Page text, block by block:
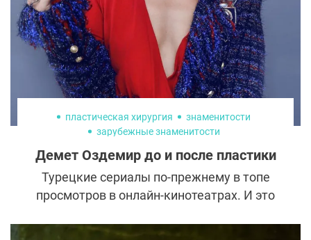
сошла с намеченного пути.
пластическая хирургия
знаменитости
зарубежные знаменитости
Демет Оздемир до и после пластики
Турецкие сериалы по-прежнему в топе
просмотров в онлайн-кинотеатрах. И это
сказка: красивые актеры, великолепные